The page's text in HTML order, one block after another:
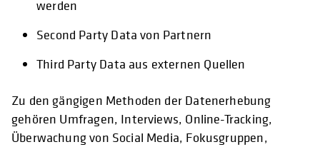
werden
Second Party Data von Partnern
Third Party Data aus externen Quellen
Zu den gängigen Methoden der Datenerhebung
gehören Umfragen, Interviews, Online-Tracking,
Überwachung von Social Media, Fokusgruppen,